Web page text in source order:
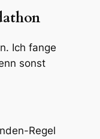
Ich fange
sonst
Regel